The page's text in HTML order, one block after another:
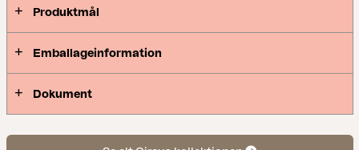
Produktmål
Emballageinformation
Dokument